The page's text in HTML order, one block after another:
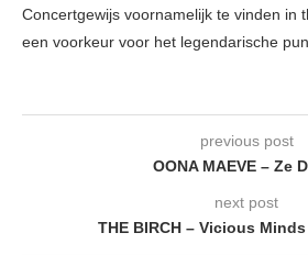
Concertgewijs voornamelijk te vinden in
een voorkeur voor het legendarische
previous post
OONA MAEVE – Ze
next post
THE BIRCH – Vicious